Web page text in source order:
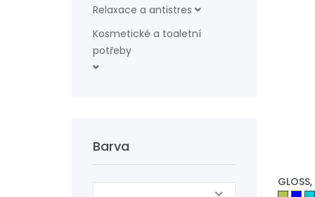
Relaxace a antistres
Kosmetické a toaletní
potřeby
Barva